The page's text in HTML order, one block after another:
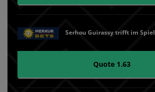
Serhou Guirassy trifft im Spiel
Quote 1.63